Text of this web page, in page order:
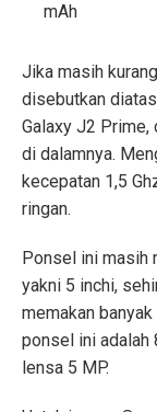
mAh
Jika masih
disebutkan
Galaxy J2 Prime,
di dalamnya.
kecepatan 1,5
ringan.
Ponsel ini masih
yakni 5 inchi,
memakan
ponsel ini adalah
lensa 5 MP.